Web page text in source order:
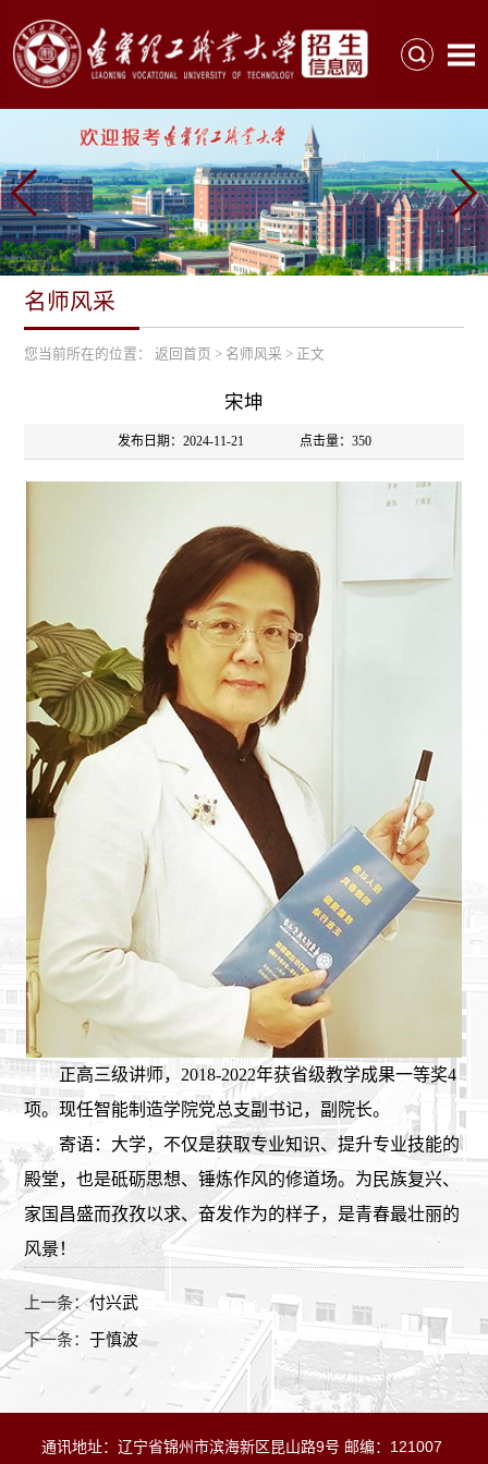
名师风采
您当前所在的位置：返回首页 > 名师风采 > 正文
宋坤
发布日期：2024-11-21 点击量： 350
正高三级讲师，2018-2022年获省级教学成果一等奖4
项。现任智能制造学院党总支副书记，副院长。
寄语：大学，不仅是获取专业知识、提升专业技能的
殿堂，也是砥砺思想、锤炼作风的修道场。为民族复兴、
家国昌盛而孜孜以求、奋发作为的样子，是青春最壮丽的
风景！
上一条：付兴武
下一条：于慎波
通讯地址：辽宁省锦州市滨海新区昆山路9号 邮编：121007